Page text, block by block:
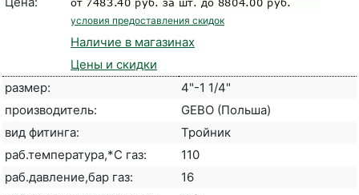
условия предоставления скидок
Наличие в магазинах
Цены и скидки
размер:
4"-1 1/4"
производитель:
GEBO (Польша)
вид фитинга:
Тройник
раб.температура,*С газ:
110
раб.давление,бар газ:
16